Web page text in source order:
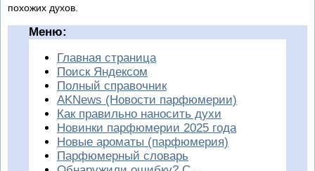
похожих духов.
Меню:
Главная страница
Поиск Яндексом
Полный справочник
AKNews (Новости парфюмерии)
Как правильно наносить духи
Новинки парфюмерии 2025 года
Новые ароматы (парфюмерия)
Парфюмерный словарь